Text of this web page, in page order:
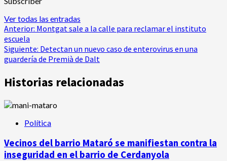
Ver todas las entradas
Navegación
de
entradas
Anterior: Montgat sale a la calle para reclamar el instituto
escuela
Siguiente: Detectan un nuevo caso de enterovirus en una
guardería de Premià de Dalt
Historias relacionadas
Política
Vecinos del barrio Mataró se manifiestan contra la
inseguridad en el barrio de Cerdanyola